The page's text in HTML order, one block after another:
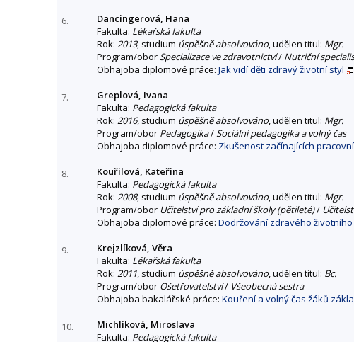
6.
Dancingerová, Hana
Fakulta: Lékařská fakulta
Rok: 2013, studium úspěšně absolvováno, udělen titul: Mgr.
Program/oborSpecializace ve zdravotnictví/ Nutriční
Obhajoba diplomové práce: Jak vidí děti zdravý životní styl
7.
Greplová, Ivana
Fakulta: Pedagogická fakulta
Rok: 2016, studium úspěšně absolvováno, udělen titul: Mgr.
Program/obor Pedagogika/Sociální pedagogika a volný čas
Obhajoba diplomové práce: Zkušenost začínajících
8.
Kouřilová, Kateřina
Fakulta: Pedagogická fakulta
Rok: 2008, studium úspěšně absolvováno, udělen titul: Mgr.
Program/obor Učitelství pro základní školy (pětileté)/
Obhajoba diplomové práce: Dodržování zdravého
9.
Krejzlíková, Věra
Fakulta: Lékařská fakulta
Rok: 2011, studium úspěšně absolvováno, udělen titul: Bc.
Program/obor Ošetřovatelství/ Všeobecná sestra
Obhajoba bakalářské práce: Kouření a volný čas žáků
10.
Michlíková, Miroslava
Fakulta: Pedagogická fakulta